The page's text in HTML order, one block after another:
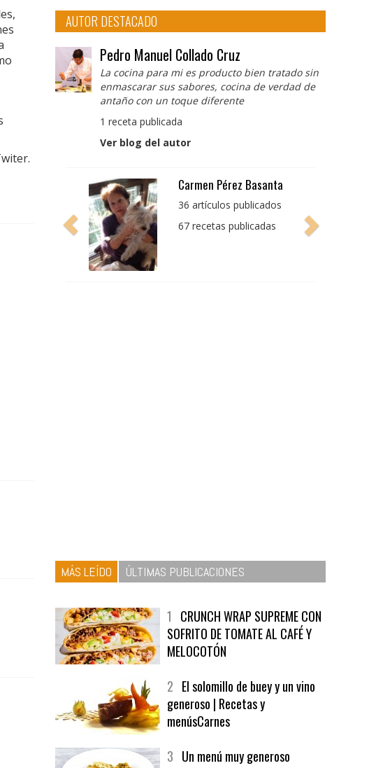
AUTOR DESTACADO
Pedro Manuel Collado Cruz
La cocina para mi es producto bien tratado sin
enmascarar sus sabores, cocina de verdad de
antaño con un toque diferente
1 receta publicada
Ver blog del autor
Pedro Manuel Collado
Cruz
producto bien tratado
MÁS LEÍDO ÚLTIMAS PUBLICACIONES
SOFRITO DE TOMATE AL CAFÉ Y
MELOCOTÓN
generoso | Recetas y